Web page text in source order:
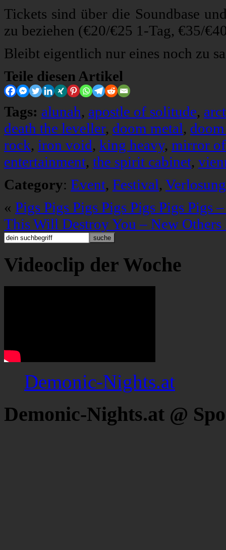
Tickets sind über die Soundbase
zu beziehen (€20/€25 1-Tag, €35/
Bleibt eigentlich nur eines noch zu
Teile diesen Artikel
Tags: alunah, apostle of solitude,
death the leveller, doom metal,
rock, iron void, king heavy, mirror
entertainment, the spirit cabinet,
Category: Event, Festival, Verlosung
« Pigs Pigs Pigs Pigs Pigs Pigs Pigs
This Will Destroy You – New Others
Videoclip der Woche
Demonic-Nights.at
Demonic-Nights.at @